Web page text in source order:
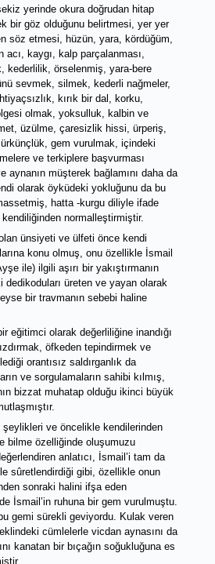
yerinde okura doğrudan hitap
bir göz olduğunu belirtmesi, yer yer
söz etmesi, hüzün, yara, kördüğüm,
acı, kaygı, kalp parçalanması,
kederlilik, örselenmiş, yara-bere
sevmek, silmek, kederli nağmeler,
kırık bir dal, korku,
olmak, yoksulluk, kalbin ve
üzülme, çaresizlik hissi, ürperiş,
gem vurulmak, içindeki
ve terkiplere başvurması
aynanın müşterek bağlamını daha da
olarak öyküdeki yokluğunu da bu
hatta -kurgu diliyle ifade
normalleştirmiştir.
ünsiyeti ve ülfeti önce kendi
konu olmuş, onu özellikle İsmail
ile) ilgili aşırı bir yakıştırmanın
dedikoduları üreten ve yayan olarak
bir travmanın sebebi haline
eğitimci olarak değerliliğine inandığı
öfkeden tepindirmek ve
orantısız saldırganlık da
ve sorgulamaların sahibi kılmış,
bizzat muhatap olduğu ikinci büyük
ve öncelikle kendilerinden
bilme özelliğinde oluşumuzu
anlatıcı, İsmail’i tam da
sûretlendirdiği gibi, özellikle onun
sonraki halini ifşa eden
İsmail’in ruhuna bir gem vurulmuştu.
gemi sürekli geviyordu. Kulak veren
cümlelerle vicdan aynasını da
kanatan bir bıçağın soğukluğuna es